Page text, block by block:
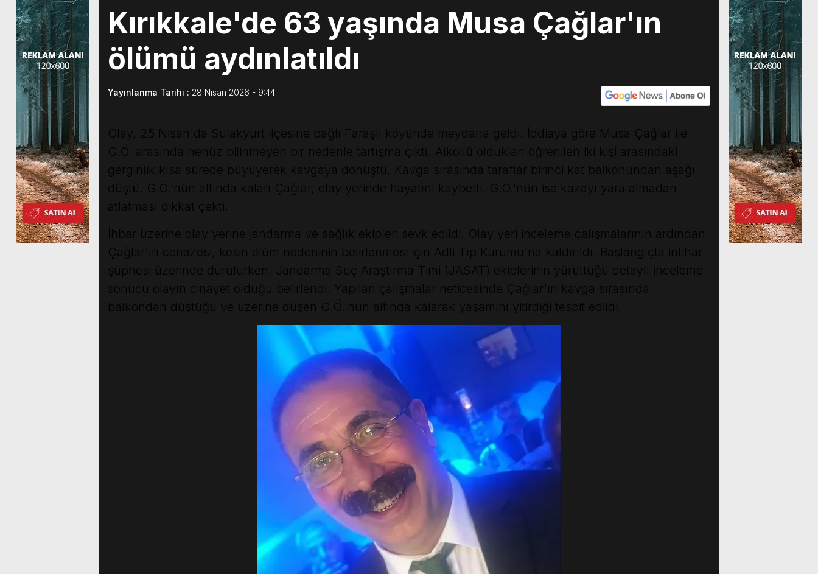
Kırıkkale'de 63 yaşında Musa Çağlar'ın
ölümü aydınlatıldı
Yayınlanma Tarihi : 28 Nisan 2026 - 9:44
Olay, 25 Nisan'da Sulakyurt ilçesine bağlı Faraşlı köyünde meydana geldi. İddiaya göre Musa Çağlar ile
G.Ö. arasında henüz bilinmeyen bir nedenle tartışma çıktı. Alkollü oldukları öğrenilen iki kişi arasındaki
gerginlik kısa sürede büyüyerek kavgaya dönüştü. Kavga sırasında taraflar birinci kat balkonundan aşağı
düştü. G.Ö.'nün altında kalan Çağlar, olay yerinde hayatını kaybetti. G.Ö.'nün ise kazayı yara almadan
atlatması dikkat çekti.
İhbar üzerine olay yerine jandarma ve sağlık ekipleri sevk edildi. Olay yeri inceleme çalışmalarının ardından
Çağlar'ın cenazesi, kesin ölüm nedeninin belirlenmesi için Adli Tıp Kurumu'na kaldırıldı. Başlangıçta intihar
şüphesi üzerinde durulurken, Jandarma Suç Araştırma Timi (JASAT) ekiplerinin yürüttüğü detaylı inceleme
sonucu olayın cinayet olduğu belirlendi. Yapılan çalışmalar neticesinde Çağlar'ın kavga sırasında
balkondan düştüğü ve üzerine düşen G.Ö.'nün altında kalarak yaşamını yitirdiği tespit edildi.